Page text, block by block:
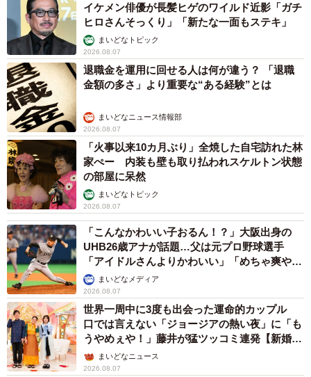
イケメン俳優が長髪ヒゲのワイルド近影「ガチ
ヒロさんそっくり」「新たな一面もステキ」
まいどなトピック
2026.08.07
退職金を運用に回せる人は何が違う？ 「退職
金額の多さ」より重要な“ある経験”とは
まいどなニュース情報部
2026.08.07
「火事以来10カ月ぶり」全焼した自宅訪れた林
家ぺー 内装も壁も取り払われスケルトン状態
の部屋に呆然
まいどなトピック
2026.08.07
「こんなかわいい子おるん！？」大阪出身の
UHB26歳アナが話題…父は元プロ野球選手
「アイドルさんよりかわいい」「めちゃ爽や
か」まいどなメディア
2026.08.07
世界一周中に3度も出会った運命的カップル
口では言えない「ジョージアの熱い夜」に「も
うやめぇや！」藤井が猛ツッコミ連発【新婚さ
ん】まいどなニュース
2026.08.07